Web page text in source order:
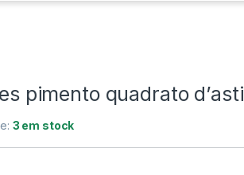
pimento quadrato d’asti
3 em stock